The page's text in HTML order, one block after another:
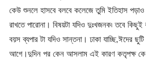
কেউ শুনলে হাসবে বলবে কলেজে তুমি ইতিহাস
রাখতে পারোনা। বিষয়টা যদিও দুঃখজনক৷ তবে
বয়স ব্যপার টা যদিও সান্তনা। ঢাকা যাচ্ছি,ঈদের
আগে।দুদিন পর কেন আসলাম এই কারণ কতৃপক্ষ কে